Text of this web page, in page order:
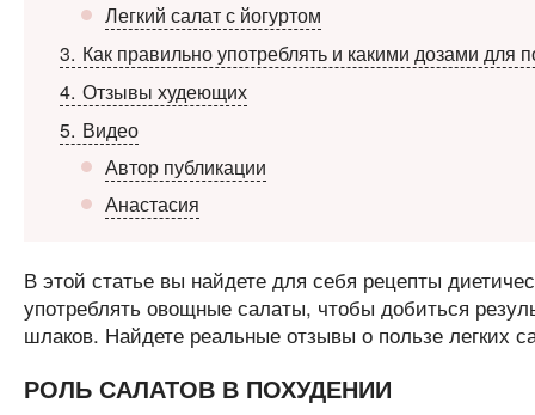
Легкий салат с йогуртом
3 Как правильно употреблять и какими дозами для
4 Отзывы худеющих
5 Видео
Автор публикации
Анастасия
В этой статье вы найдете для себя рецепты
употреблять овощные салаты, чтобы добиться
шлаков. Найдете реальные отзывы о пользе легких
РОЛЬ САЛАТОВ В ПОХУДЕНИИ